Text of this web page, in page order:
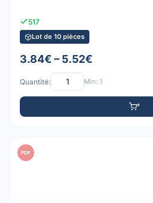
517
Lot de 10 pièces
3.84€ – 5.52€
Quantité: Min: 1
PDF